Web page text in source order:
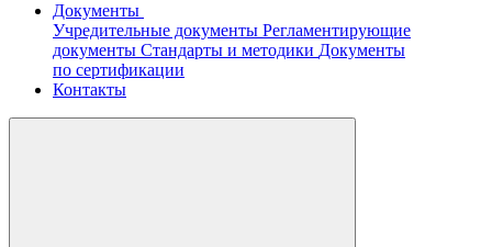
Документы
Учредительные документы Регламентирующие
документы Стандарты и методики Документы
по сертификации
Контакты